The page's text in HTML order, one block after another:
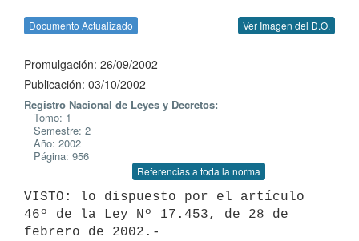
Documento Actualizado Ver Imagen del D.O.
Promulgación: 26/09/2002
Publicación: 03/10/2002
Registro Nacional de Leyes y Decretos:
Tomo: 1
Semestre: 2
Año: 2002
Página: 956
Referencias a toda la norma
VISTO: lo dispuesto por el artículo
46º de la Ley Nº 17.453, de 28 de
febrero de 2002.-